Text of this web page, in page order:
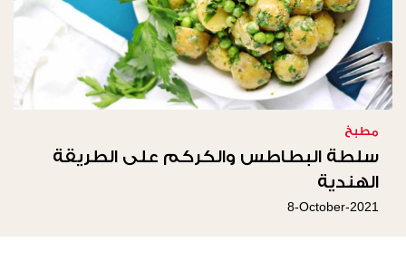
مطبخ
سلطة البطاطس والكركم على الطريقة
الهندية
8-October-2021